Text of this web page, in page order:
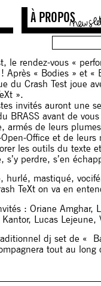
À PROPOS
le rendez-vous «
Après « Bodies » et «
du Crash Test joue
».
invités auront une
BRASS avant de
armés de leurs
Office et de leurs
les outils du texte
s’y perdre, s’en
hurlé, mastiqué,
TeXt on va en
: Oriane Amghar,
Lucas Lejeune,
dj set de «
tout au long